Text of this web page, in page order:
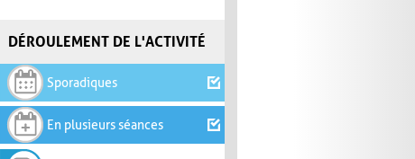
DÉROULEMENT DE L'ACTIVITÉ
Sporadiques
En plusieurs séances